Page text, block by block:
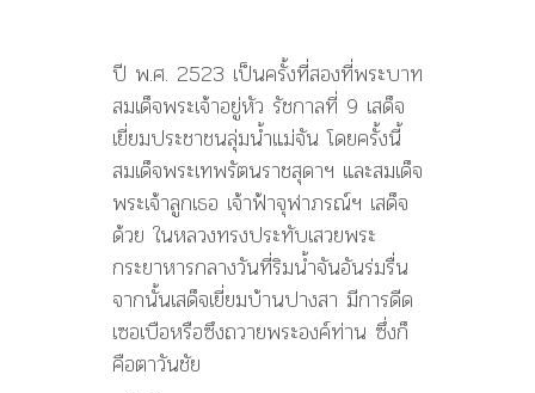
ปี พ.ศ. 2523 เป็นครั้งที่สองที่พระบาท
สมเด็จพระเจ้าอยู่หัว รัชกาลที่ 9 เสด็จ
เยี่ยมประชาชนลุ่มน้ำแม่จัน โดยครั้งนี้
สมเด็จพระเทพรัตนราชสุดาฯ และสมเด็จ
พระเจ้าลูกเธอ เจ้าฟ้าจุฬาภรณ์ฯ เสด็จ
ด้วย ในหลวงทรงประทับเสวยพระ
กระยาหารกลางวันที่ริมน้ำจันอันร่มรื่น
จากนั้นเสด็จเยี่ยมบ้านปางสา มีการดีด
เซอเบือหรือซึงถวายพระองค์ท่าน ซึ่งก็
คือตาวันชัย